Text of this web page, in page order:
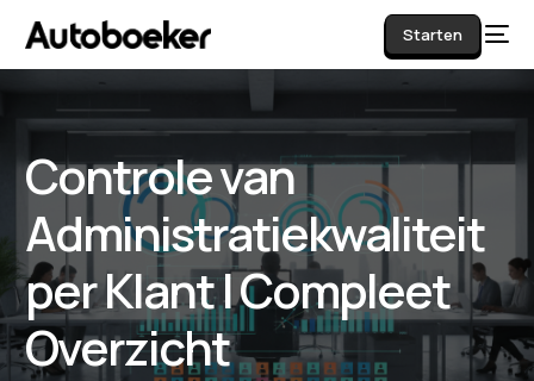
Starten
Controle van
Administratiekwaliteit
per Klant | Compleet
Overzicht
AI